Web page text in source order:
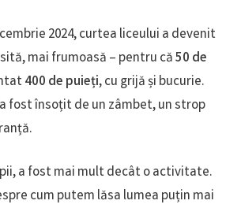
2024, curtea liceului a devenit
mai frumoasă – pentru că50 de
400 de puieți, cu grijă și bucurie.
fost însoțit de un zâmbet, un strop
a fost mai mult decât o activitate.
cum putem lăsa lumea puțin mai